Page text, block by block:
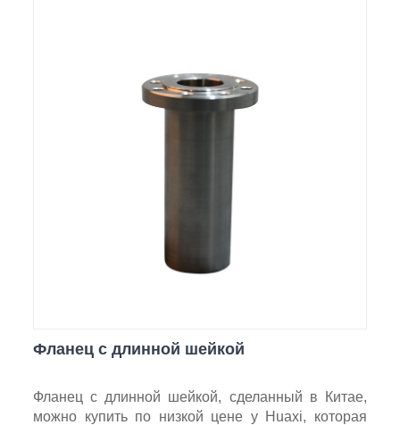
Фланец с длинной шейкой
Фланец с длинной шейкой, сделанный в Китае,
можно купить по низкой цене у Huaxi, которая